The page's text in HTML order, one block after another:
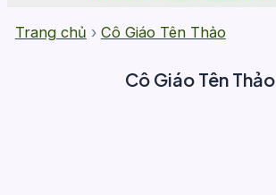
Trang chủ › Cô Giáo Tên Thảo
Cô Giáo Tên Thảo